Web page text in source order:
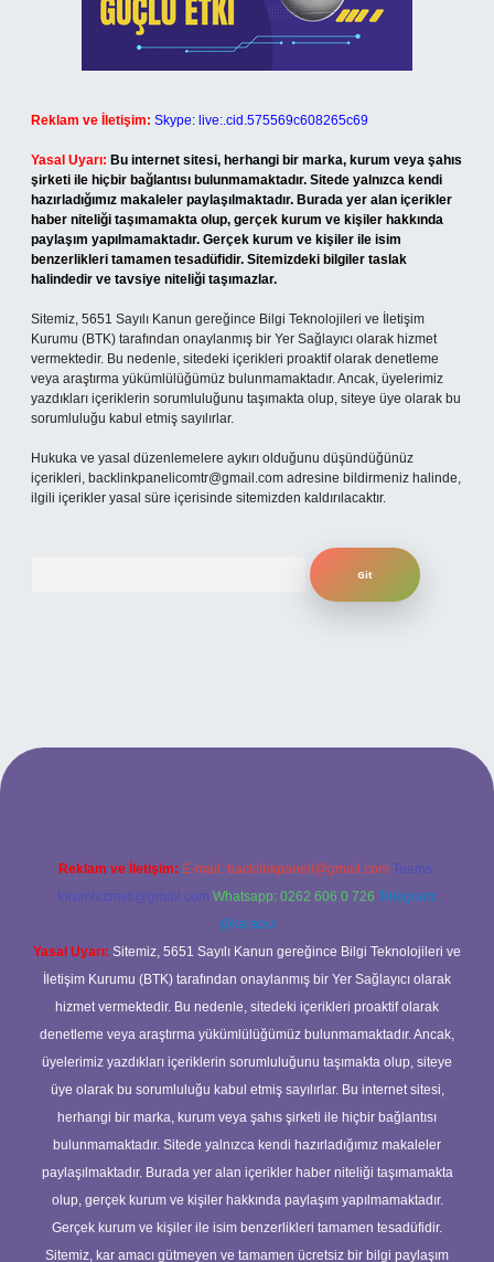
Reklam ve İletişim: Skype: live:.cid.575569c608265c69
Yasal Uyarı: Bu internet sitesi, herhangi bir marka, kurum veya şahıs
şirketi ile hiçbir bağlantısı bulunmamaktadır. Sitede yalnızca kendi
hazırladığımız makaleler paylaşılmaktadır. Burada yer alan içerikler
haber niteliği taşımamakta olup, gerçek kurum ve kişiler hakkında
paylaşım yapılmamaktadır. Gerçek kurum ve kişiler ile isim
benzerlikleri tamamen tesadüfidir. Sitemizdeki bilgiler taslak
halindedir ve tavsiye niteliği taşımazlar.
Sitemiz, 5651 Sayılı Kanun gereğince Bilgi Teknolojileri ve İletişim
Kurumu (BTK) tarafından onaylanmış bir Yer Sağlayıcı olarak hizmet
vermektedir. Bu nedenle, sitedeki içerikleri proaktif olarak denetleme
veya araştırma yükümlülüğümüz bulunmamaktadır. Ancak, üyelerimiz
yazdıkları içeriklerin sorumluluğunu taşımakta olup, siteye üye olarak bu
sorumluluğu kabul etmiş sayılırlar.
Hukuka ve yasal düzenlemelere aykırı olduğunu düşündüğünüz
içerikleri, backlinkpanelicomtr@gmail.com adresine bildirmeniz halinde,
ilgili içerikler yasal süre içerisinde sitemizden kaldırılacaktır.
giriş
Reklam ve İletişim: E-mail: backlinkpaneli@gmail.com Teams:
forumhizmeti@gmail.com Whatsapp: 0262 606 0 726 Telegram:
@karabul
Yasal Uyarı: Sitemiz, 5651 Sayılı Kanun gereğince Bilgi Teknolojileri ve
İletişim Kurumu (BTK) tarafından onaylanmış bir Yer Sağlayıcı olarak
hizmet vermektedir. Bu nedenle, sitedeki içerikleri proaktif olarak
denetleme veya araştırma yükümlülüğümüz bulunmamaktadır. Ancak,
üyelerimiz yazdıkları içeriklerin sorumluluğunu taşımakta olup, siteye
üye olarak bu sorumluluğu kabul etmiş sayılırlar. Bu internet sitesi,
herhangi bir marka, kurum veya şahıs şirketi ile hiçbir bağlantısı
bulunmamaktadır. Sitede yalnızca kendi hazırladığımız makaleler
paylaşılmaktadır. Burada yer alan içerikler haber niteliği taşımamakta
olup, gerçek kurum ve kişiler hakkında paylaşım yapılmamaktadır.
Gerçek kurum ve kişiler ile isim benzerlikleri tamamen tesadüfidir.
Sitemiz, kar amacı gütmeyen ve tamamen ücretsiz bir bilgi paylaşım